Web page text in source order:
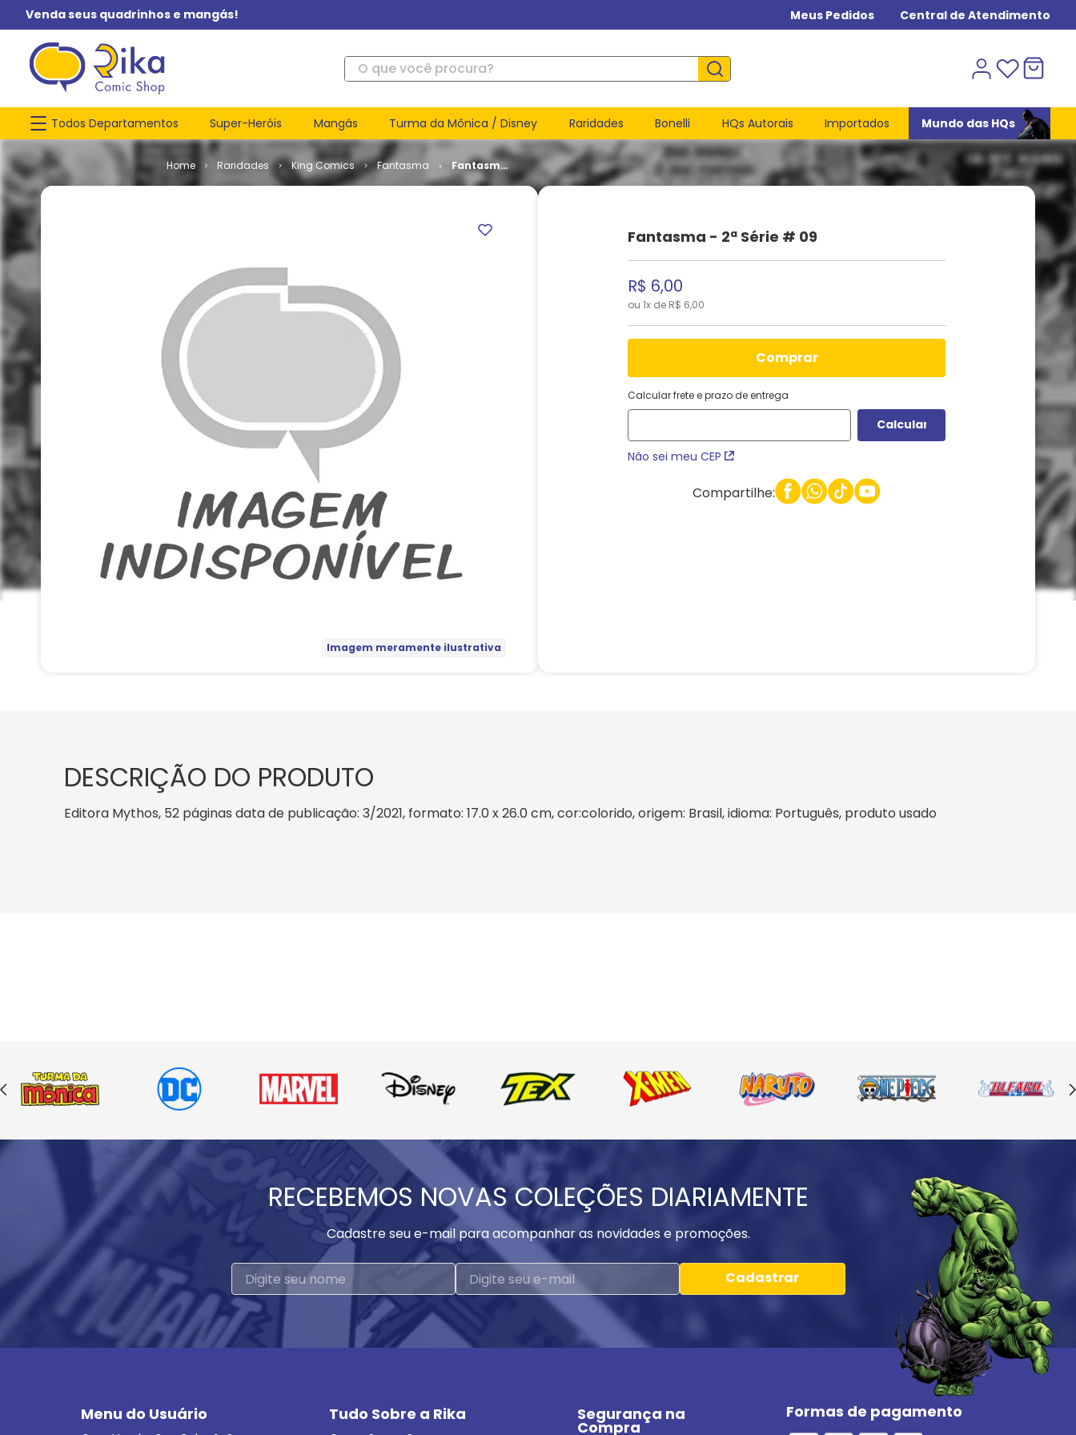
Venda seus quadrinhos e mangás! Meus Pedidos Central de Atendimento
O que você procura?
Todos Departamentos Super-Heróis Mangás Turma da Mônica / Disney Raridades Bonelli HQs Autorais Importados Mundo das HQs
Raridades King Comics Fantasma
Fantasma
- 2ª Série
Imagem meramente ilustrativa
Fantasma - 2ª Série # 09
R$ 6,00
ou 1x de R$ 6,00
comprar
Calcular frete e prazo de entrega
Não sei meu CEP
Compartilhe:
DESCRIÇÃO DO PRODUTO
Editora Mythos, 52 páginas data de publicação: 3/2021, formato: 17.0 x 26.0 cm, cor:colorido, origem: Brasil, idioma: Português, produto usado
RECEBEMOS NOVAS COLEÇÕES DIARIAMENTE
Cadastre seu e-mail para acompanhar as novidades e promoções.
Cadastrar
Menu do Usuário Tudo Sobre a Rika Segurança na
Compra
Formas de pagamento